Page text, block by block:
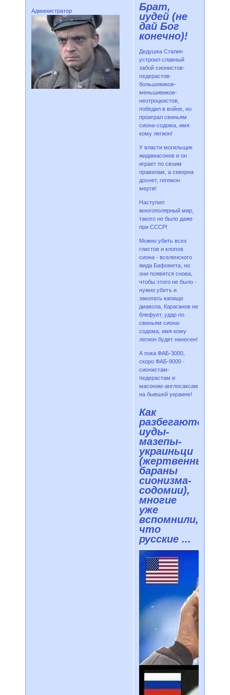
Администратор
Брат,
иудей (не
дай Бог
конечно)!
Дедушка Сталин
устроил славный
забой сионистов-
педерастов-
большевиков-
меньшивиков-
неотроцкистов,
победил в войне, но
проиграл свиньям
сиона-содома, имя
кому легион!
У власти могильщик
жидамасонов и он
играет по своим
правилам, а скверна
дохнет, гегемон
мертв!
Наступил
многополярный мир,
такого не было даже
при СССР!
Можно убить всех
глистов и клопов
сиона - вселенского
жида Бафомета, но
они появятся снова,
чтобы этого не было -
нужно убитъ и
закопать капище
диавола, Караганов не
блефует, удар по
свиньям сиона-
содома, имя кому
легион будет нанесен!
А пока ФАБ-3000,
скоро ФАБ-9000 -
сионистам-
педерастам и
масонам-англосаксам
на бывшей украине!
Как
разбегаются
иуды-
мазепы-
украиньци
(жертвенные
бараны
сионизма-
содомии),
многие
уже
вспомнили,
что
русские ...